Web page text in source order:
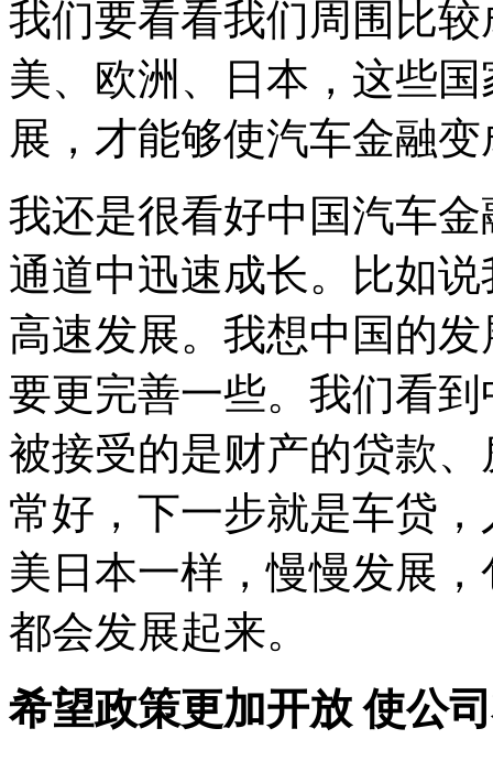
我们要看看我们周围比
美、欧洲、日本，这些
展，才能够使汽车金融
我还是很看好中国汽车
通道中迅速成长。比如
高速发展。我想中国的
要更完善一些。我们看
被接受的是财产的贷款
常好，下一步就是车贷
美日本一样，慢慢发展
都会发展起来。
希望政策更加开放 使公